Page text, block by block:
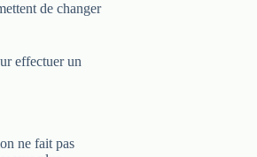
de changer
effectuer un
ne fait pas